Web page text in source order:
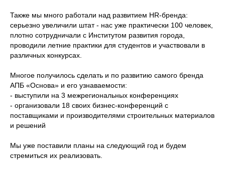
Также мы много работали над развитием HR-бренда:
серьезно увеличили штат - нас уже практически 100 человек,
плотно сотрудничали с Институтом развития города,
проводили летние практики для студентов и участвовали в
различных конкурсах.
Многое получилось сделать и по развитию самого бренда
АПБ «Основа» и его узнаваемости:
- выступили на 3 межрегиональных конференциях
- организовали 18 своих бизнес-конференций с
поставщиками и производителями строительных материалов
и решений
Мы уже поставили планы на следующий год и будем
стремиться их реализовать.